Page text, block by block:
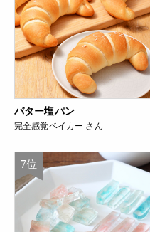
バター塩パン
完全感覚ベイカー さん
7位